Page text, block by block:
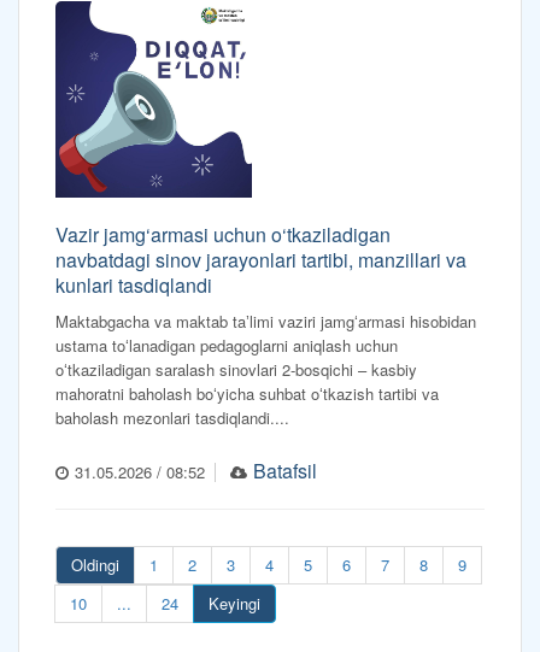
Vazir jamg‘armasi uchun o‘tkaziladigan
navbatdagi sinov jarayonlari tartibi, manzillari va
kunlari tasdiqlandi
Maktabgacha va maktab taʼlimi vaziri jamgʻarmasi hisobidan
ustama toʻlanadigan pedagoglarni aniqlash uchun
oʻtkaziladigan saralash sinovlari 2-bosqichi – kasbiy
mahoratni baholash boʻyicha suhbat oʻtkazish tartibi va
baholash mezonlari tasdiqlandi....
31.05.2026 / 08:52 Batafsil
Oldingi 1 2 3 4 5 6 7 8
9
10
... 24 Keyingi